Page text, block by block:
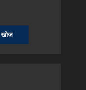
खोज